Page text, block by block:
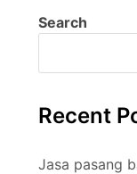
Search
Recent
Jasa pasang